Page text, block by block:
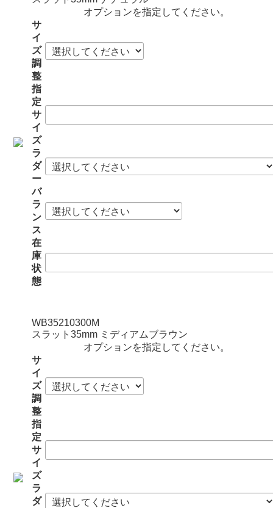
オプションを指定してください。
サ
イ
ズ
調
整
指
定
サ
イ
ズ
ラ
ダ
ー
バ
ラ
ン
ス
在
庫
状
態
WB35210300M
スラット35mm ミディアムブラウン
オプションを指定してください。
サ
イ
ズ
調
整
指
定
サ
イ
ズ
ラ
ダ